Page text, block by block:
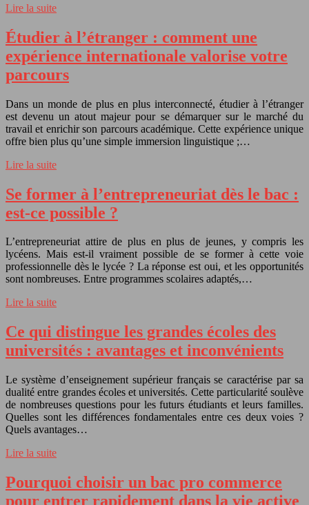
Lire la suite
Étudier à l’étranger : comment une
expérience internationale valorise votre
parcours
Dans un monde de plus en plus interconnecté, étudier à l’étranger
est devenu un atout majeur pour se démarquer sur le marché du
travail et enrichir son parcours académique. Cette expérience unique
offre bien plus qu’une simple immersion linguistique ;…
Lire la suite
Se former à l’entrepreneuriat dès le bac :
est-ce possible ?
L’entrepreneuriat attire de plus en plus de jeunes, y compris les
lycéens. Mais est-il vraiment possible de se former à cette voie
professionnelle dès le lycée ? La réponse est oui, et les opportunités
sont nombreuses. Entre programmes scolaires adaptés,…
Lire la suite
Ce qui distingue les grandes écoles des
universités : avantages et inconvénients
Le système d’enseignement supérieur français se caractérise par sa
dualité entre grandes écoles et universités. Cette particularité soulève
de nombreuses questions pour les futurs étudiants et leurs familles.
Quelles sont les différences fondamentales entre ces deux voies ?
Quels avantages…
Lire la suite
Pourquoi choisir un bac pro commerce
pour entrer rapidement dans la vie active